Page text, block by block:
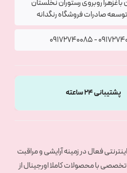
روبروی رستوران نخلستان
صادرات فروشگاه رنگدانه
-
09172740085
پشتیبانی 24 ساعته
فعال در زمینه آرایشی و مراقبت
با محصولات کاملا اورجینال از